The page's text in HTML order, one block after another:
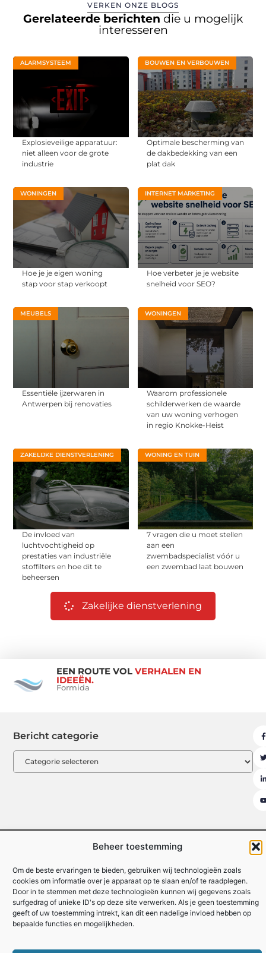
Beheer toestemming
Om de beste ervaringen te bieden, gebruiken wij technologieën zoals
cookies om informatie over je apparaat op te slaan en/of te raadplegen.
Door in te stemmen met deze technologieën kunnen wij gegevens zoals
surfgedrag of unieke ID's op deze site verwerken. Als je geen toestemming
geeft of uw toestemming intrekt, kan dit een nadelige invloed hebben op
bepaalde functies en mogelijkheden.
VERKEN ONZE BLOGS
Gerelateerde berichten die u mogelijk
interesseren
ALARMSYSTEEM
Explosieveilige apparatuur:
niet alleen voor de grote
industrie
BOUWEN EN VERBOUWEN
Optimale bescherming van
de dakbedekking van een
plat dak
WONINGEN
Hoe je je eigen woning
stap voor stap verkoopt
INTERNET MARKETING
Hoe verbeter je je website
snelheid voor SEO?
MEUBELS
Essentiële ijzerwaren in
Antwerpen bij renovaties
WONINGEN
Waarom professionele
schilderwerken de waarde
van uw woning verhogen
in regio Knokke-Heist
ZAKELIJKE DIENSTVERLENING
De invloed van
luchtvochtigheid op
prestaties van industriële
stoffilters en hoe dit te
beheersen
WONING EN TUIN
7 vragen die u moet stellen
aan een
zwembadspecialist vóór u
een zwembad laat bouwen
Zakelijke dienstverlening
EEN ROUTE VOL VERHALEN EN
IDEEËN.
Formida
Bericht categorie
Beroemdheden Contact Ons team Over ons
Partners Registreer Website index
Backlinks kopen: hoe je effectief en veilig je website kunt versterken
Linkbuilding geld verdienen: zo maak je van links een inkomstenbron